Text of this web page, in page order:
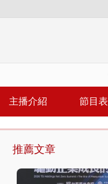
主播介紹 節目表
推薦文章